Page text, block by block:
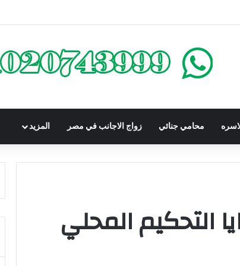
بعقوبة سالبة للحرية | الشروط والصيغة القانونية
محامي جنائي زواج الاجانب في مصر المزيد
المحلي